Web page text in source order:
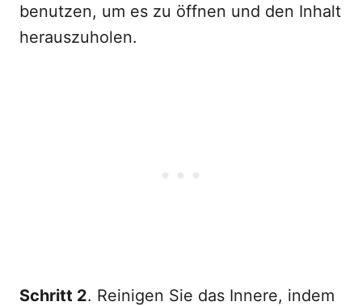
benutzen, um es zu öffnen und den Inhalt
herauszuholen.
Schritt 2. Reinigen Sie das Innere, indem